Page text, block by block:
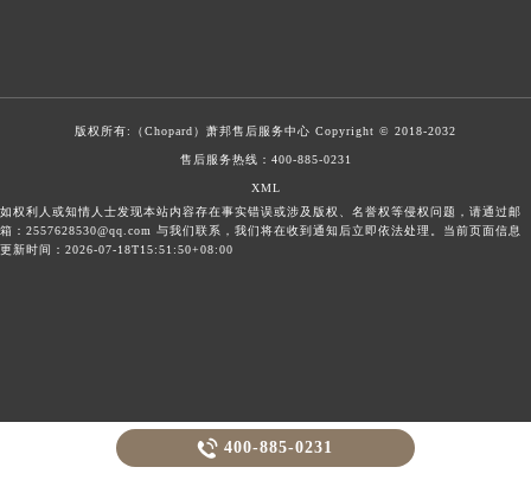
版权所有:（Chopard） 萧邦售后服务中心 Copyright © 2018-2032
售后服务热线： 400-885-0231
XML
如权利人或知情人士发现本站内容存在事实错误或涉及版权、名誉权等侵权问题，请通过邮
箱：2557628530@qq.com 与我们联系，我们将在收到通知后立即依法处理。当前页面信息
更新时间：2026-07-18T15:51:50+08:00
 400-885-0231